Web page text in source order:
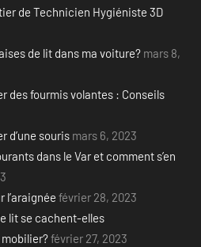
de Technicien Hygiéniste 3D
de lit dans ma voiture? mars 8,
des fourmis volantes : Conseils
d’une souris mars 6, 2023
dans le Var et comment s’en
l’araignée février 28, 2023
lit se cachent-elles
février 27, 2023